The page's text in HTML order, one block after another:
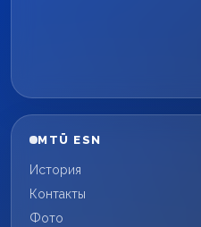
MTÜ ESN
История
Контакты
Фото